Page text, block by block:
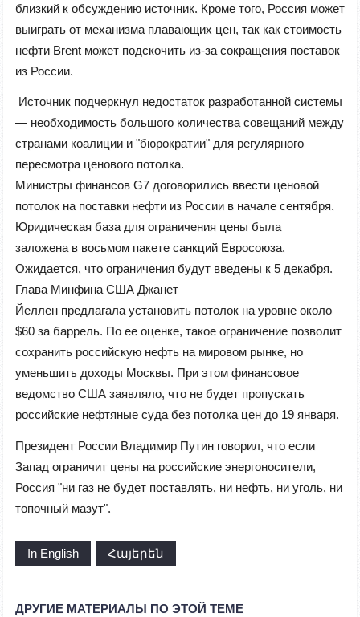
близкий к обсуждению источник. Кроме того, Россия может
выиграть от механизма плавающих цен, так как стоимость
нефти Brent может подскочить из-за сокращения поставок
из России.
Источник подчеркнул недостаток разработанной системы
— необходимость большого количества совещаний между
странами коалиции и "бюрократии" для регулярного
пересмотра ценового потолка.
Министры финансов G7 договорились ввести ценовой
потолок на поставки нефти из России в начале сентября.
Юридическая база для ограничения цены была
заложена в восьмом пакете санкций Евросоюза.
Ожидается, что ограничения будут введены к 5 декабря.
Глава Минфина США Джанет
Йеллен предлагала установить потолок на уровне около
$60 за баррель. По ее оценке, такое ограничение позволит
сохранить российскую нефть на мировом рынке, но
уменьшить доходы Москвы. При этом финансовое
ведомство США заявляло, что не будет пропускать
российские нефтяные суда без потолка цен до 19 января.
Президент России Владимир Путин говорил, что если
Запад ограничит цены на российские энергоносители,
Россия "ни газ не будет поставлять, ни нефть, ни уголь, ни
топочный мазут".
In English Հայերեն
ДРУГИЕ МАТЕРИАЛЫ ПО ЭТОЙ ТЕМЕ